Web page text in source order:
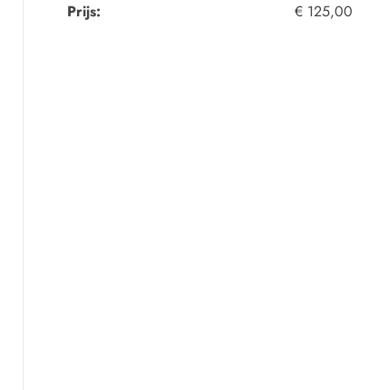
Prijs: € 125,00